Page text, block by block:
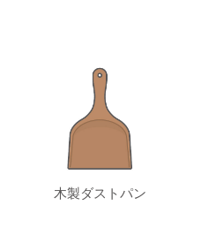
木製ダストパン